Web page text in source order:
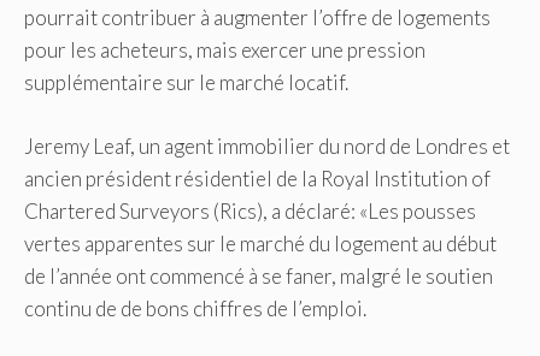
pourrait contribuer à augmenter l’offre de logements
pour les acheteurs, mais exercer une pression
supplémentaire sur le marché locatif.
Jeremy Leaf, un agent immobilier du nord de Londres et
ancien président résidentiel de la Royal Institution of
Chartered Surveyors (Rics), a déclaré: «Les pousses
vertes apparentes sur le marché du logement au début
de l’année ont commencé à se faner, malgré le soutien
continu de de bons chiffres de l’emploi.